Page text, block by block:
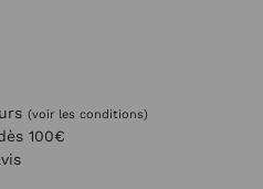
(voir les conditions)
100€